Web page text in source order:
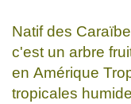
Natif des
c'est un arbre
en Amérique
tropicales